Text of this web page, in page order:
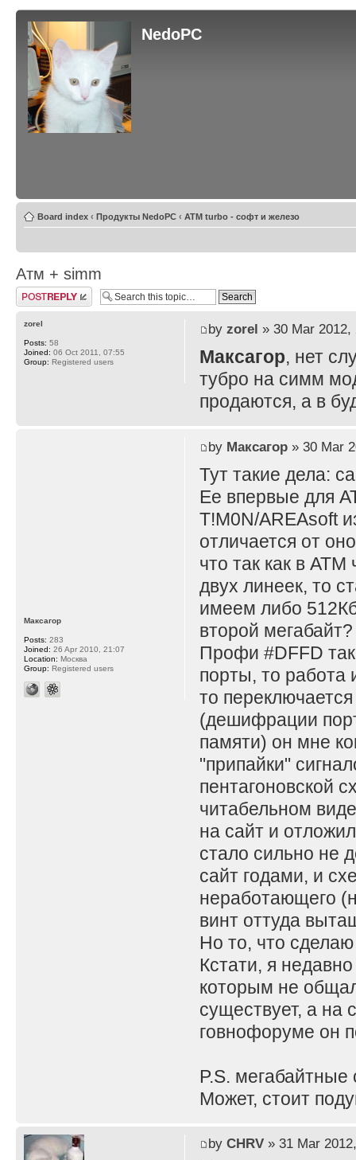
NedoPC
Board index ‹ Продукты NedoPC ‹ ATM turbo - софт и железо
Атм + simm
Post a reply
by zorel » 30 Mar 2012,
Максагор, нет
тубро на симм
продаются, а в
zorel
Posts: 58
Joined: 06 Oct 2011, 07:55
Group: Registered users
by Максагор» 30 Mar
Тут такие дела:
Ее впервые для
T!M0N/AREAsoft
отличается от
что так как в
двух линеек, то
имеем либо
второй
Профи #DFFD
порты, то
то
(дешифрации
памяти) он мне
"припайки"
пентагоновской
читабельном
на сайт и
стало сильно не
сайт годами, и
неработающего
винт оттуда
Но то, что
Кстати, я
которым не
существует, а на
говнофоруме он
P.S.
Может, стоит
Максагор
Posts: 283
Joined: 26 Apr 2010, 21:07
Location: Москва
Group: Registered users
by CHRV» 31 Mar